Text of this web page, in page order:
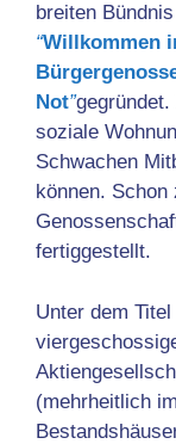
breiten
“Willkommen
Not”
soziale
Schwachen
können. Schon
fertiggestellt.
Unter dem Titel
(mehrheitlich